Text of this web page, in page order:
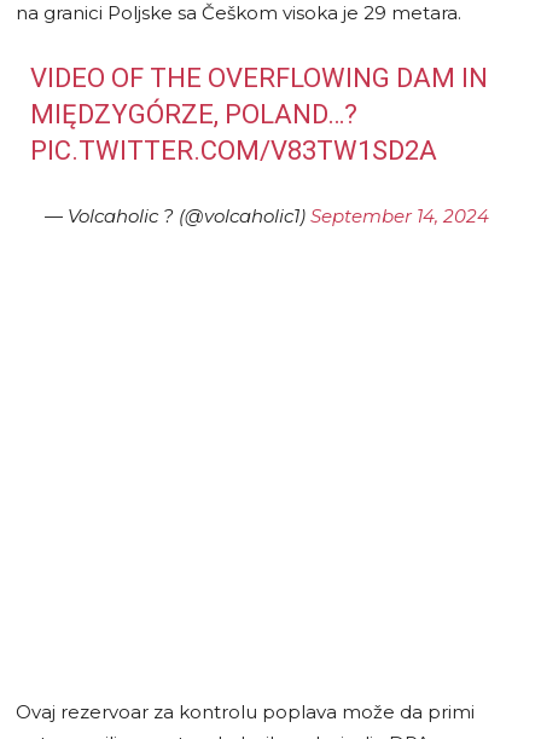
na granici Poljske sa Češkom visoka je 29 metara.
VIDEO OF THE OVERFLOWING DAM IN
MIĘDZYGÓRZE, POLAND…?
PIC.TWITTER.COM/V83TW1SD2A
— Volcaholic ? (@volcaholic1) September 14, 2024
Ovaj rezervoar za kontrolu poplava može da primi